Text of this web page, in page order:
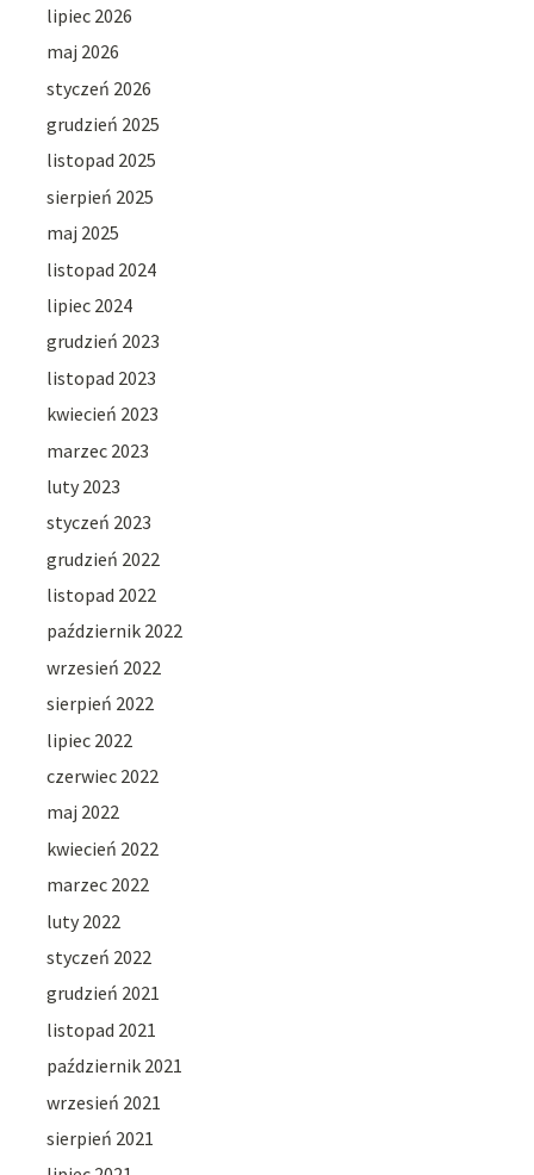
lipiec 2026
maj 2026
styczeń 2026
grudzień 2025
listopad 2025
sierpień 2025
maj 2025
listopad 2024
lipiec 2024
grudzień 2023
listopad 2023
kwiecień 2023
marzec 2023
luty 2023
styczeń 2023
grudzień 2022
listopad 2022
październik 2022
wrzesień 2022
sierpień 2022
lipiec 2022
czerwiec 2022
maj 2022
kwiecień 2022
marzec 2022
luty 2022
styczeń 2022
grudzień 2021
listopad 2021
październik 2021
wrzesień 2021
sierpień 2021